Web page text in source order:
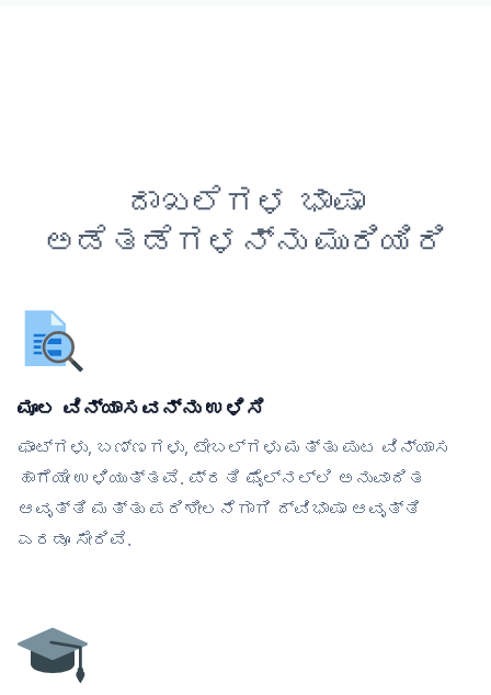
ದಾಖಲೆಗಳ ಭಾಷಾ
ಅಡೆತಡೆಗಳನ್ನು ಮುರಿಯಿರಿ
ಮೂಲ ವಿನ್ಯಾಸವನ್ನು ಉಳಿಸಿ
ಫಾಂಟ್‌ಗಳು, ಬಣ್ಣಗಳು, ಟೇಬಲ್‌ಗಳು ಮತ್ತು ಪುಟ ವಿನ್ಯಾಸ
ಹಾಗೆಯೇ ಉಳಿಯುತ್ತವೆ. ಪ್ರತಿ ಫೈಲ್‌ನಲ್ಲಿ ಅನುವಾದಿತ
ಆವೃತ್ತಿ ಮತ್ತು ಪರಿಶೀಲನೆಗಾಗಿ ದ್ವಿಭಾಷಾ ಆವೃತ್ತಿ
ಎರಡೂ ಸೇರಿವೆ.